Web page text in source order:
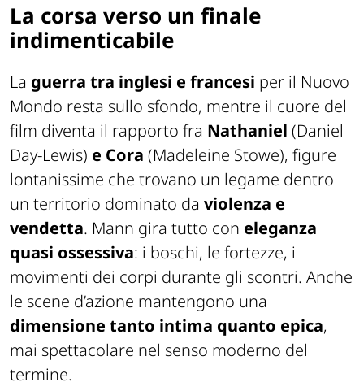
La corsa verso un finale
indimenticabile
La guerra tra inglesi e francesi per il Nuovo
Mondo resta sullo sfondo, mentre il cuore del
film diventa il rapporto fra Nathaniel (Daniel
Day-Lewis) e Cora (Madeleine Stowe), figure
lontanissime che trovano un legame dentro
un territorio dominato da violenza e
vendetta. Mann gira tutto con eleganza
quasi ossessiva: i boschi, le fortezze, i
movimenti dei corpi durante gli scontri. Anche
le scene d’azione mantengono una
dimensione tanto intima quanto epica,
mai spettacolare nel senso moderno del
termine.